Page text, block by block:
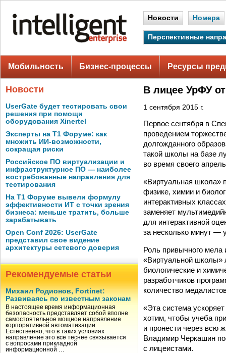
Новости Номера
Перспективные
Мобильность Бизнес-процессы Ресурсы
Новости
UserGate будет тестировать свои
решения при помощи
оборудования Xinertel
Эксперты на Т1 Форуме: как
множить ИИ-возможности,
сокращая риски
Российское ПО виртуализации и
инфраструктурное ПО — наиболее
востребованные направления для
тестирования
На Т1 Форуме вывели формулу
эффективности ИТ с точки зрения
бизнеса: меньше тратить, больше
зарабатывать
Open Conf 2026: UserGate
представил свое видение
архитектуры сетевого доверия
Рекомендуемые статьи
Михаил Родионов, Fortinet:
Развиваясь по известным законам
В настоящее время информационная
безопасность представляет собой вполне
самостоятельное мощное направление
корпоративной автоматизации.
Естественно, что в таких условиях
направление это все теснее связывается
с вопросами прикладной
информационной …
В лицее УрФУ
1 сентября 2015 г.
Первое сентября в
проведением
долгожданного
такой школы на базе
во время своего
«Виртуальная школа»
физике, химии и
интерактивных
заменяет
для интерактивной
за несколько минут —
Роль привычного мела
«Виртуальной школы»
биологические и
разработчиков
количество
«Эта система
хотим, чтобы учеба
и пронести через всю
Владимир Черкашин
с лицеистами.